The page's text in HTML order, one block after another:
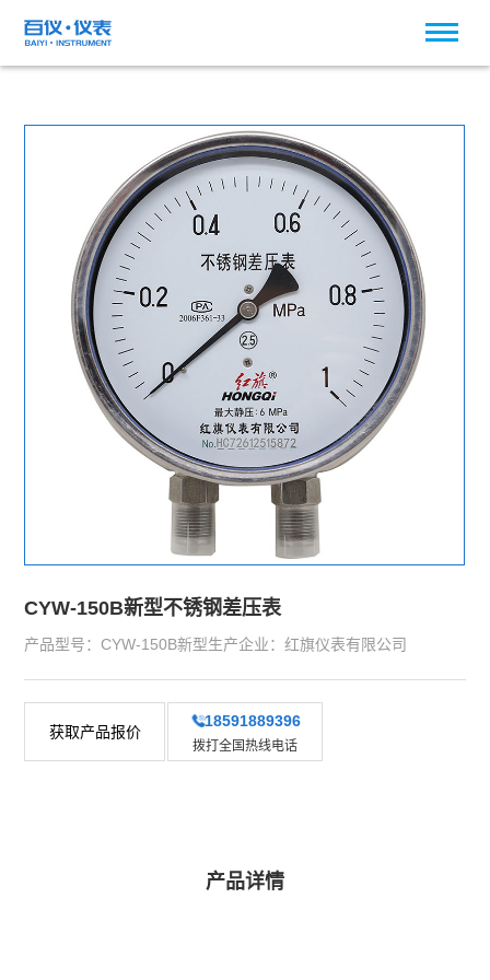
CYW-150B新型不锈钢差压表
产品型号：CYW-150B新型生产企业：红旗仪表有限公司
获取产品报价
18591889396
拨打全国热线电话
产品详情